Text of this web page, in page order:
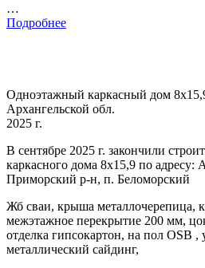
…
Подробнее
Одноэтажный каркасный дом
Архангельской обл.
2025 г.
В сентябре 2025 г. закончили
каркасного дома 8х15,9 по адресу:
Приморский р-н, п. Беломорский
Жб сваи, крыша металлочерепица,
межэтажное перекрытие 200 мм,
отделка гипсокартон, на пол OSB
металлический сайдинг,